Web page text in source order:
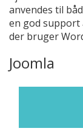
anvendes til
en god support
der bruger
Joomla